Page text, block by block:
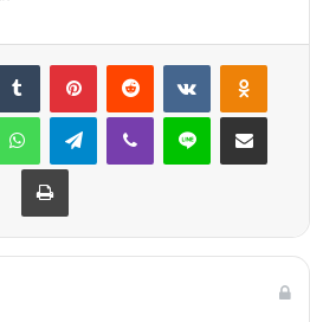
Tumblr PinterestReddit VKontakte
WhatsAppTelegramViber Line E-Posta ile
Yazdır